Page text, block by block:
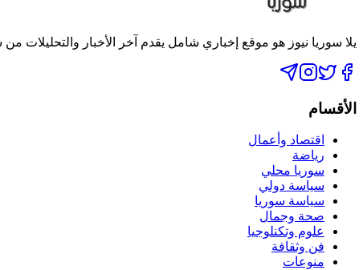
يلا سوريا نيوز هو موقع إخباري شامل يقدم آخر الأخبار والتحليلات
الأقسام
اقتصاد وأعمال
رياضة
سوريا محلي
سياسة دولي
سياسة سوريا
صحة وجمال
علوم وتكنلوجيا
فن وثقافة
منوعات